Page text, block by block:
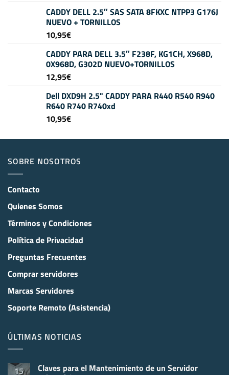
CADDY DELL 2.5″ SAS SATA 8FKXC NTPP3 G176J
NUEVO + TORNILLOS
10,95€
CADDY PARA DELL 3.5″ F238F, KG1CH, X968D,
0X968D, G302D NUEVO+TORNILLOS
12,95€
Dell DXD9H 2.5" CADDY PARA R440 R540 R940
R640 R740 R740xd
10,95€
SOBRE NOSOTROS
Contacto
Quienes Somos
Términos y Condiciones
Política de Privacidad
Preguntas Frecuentes
Comprar servidores
Marcas Servidores
Soporte Remoto (Asistencia)
ÚLTIMAS NOTICIAS
15 Claves para el Mantenimiento de un Servidor